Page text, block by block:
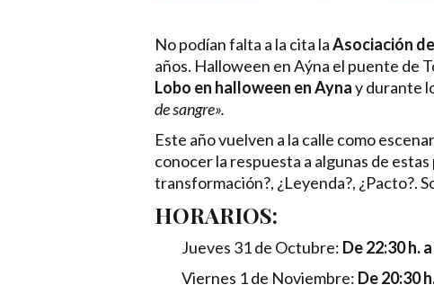
No podían falta a la cita laAsociación
años. Halloween en Aýna el puente de
Lobo en halloween en Aynay durante
de sangre».
Este año vuelven a la calle como
conocer la respuesta a algunas de
transformación?, ¿Leyenda?, ¿Pacto?.
HORARIOS:
Jueves 31 de Octubre: De 22:30 h.
Viernes 1 de Noviembre: De 20:30